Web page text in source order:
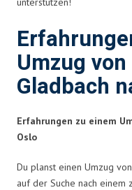
Umzug
Gladbach
Erfahrungen zu einem
Oslo
Du planst einen Umzug
auf der Suche nach einem